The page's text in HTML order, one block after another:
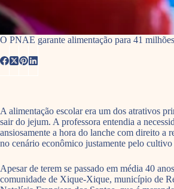
O PNAE garante alimentação para 41
A alimentação escolar era um dos atrativos
sair do jejum. A professora entendia a
ansiosamente a hora do lanche com direito a
no cenário econômico justamente pelo
Apesar de terem se passado em média 40
comunidade de Xique-Xique, município de